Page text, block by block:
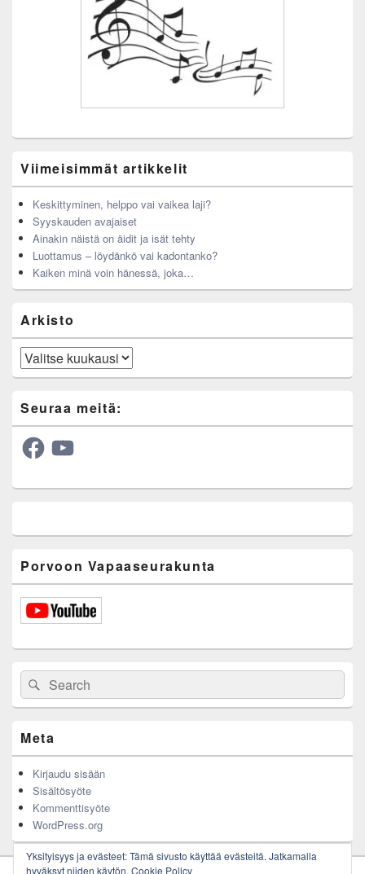
Viimeisimmät artikkelit
Keskittyminen, helppo vai vaikea laji?
Syyskauden avajaiset
Ainakin näistä on äidit ja isät tehty
Luottamus – löydänkö vai kadontanko?
Kaiken minä voin hänessä, joka…
Arkisto
Arkisto
Seuraa meitä:
FacebookYouTube
Porvoon Vapaaseurakunta
Search
for:
Search
Meta
Kirjaudu sisään
Sisältösyöte
Kommenttisyöte
WordPress.org
Yksityisyys ja evästeet: Tämä sivusto käyttää evästeitä. Jatkamalla
hyväksyt niiden käytön. Cookie Policy